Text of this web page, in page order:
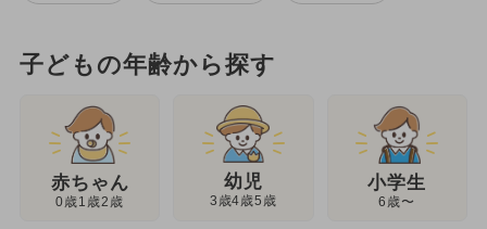
子どもの年齢から探す
赤ちゃん
0歳1歳2歳
幼児
3歳4歳5歳
小学生
6歳〜